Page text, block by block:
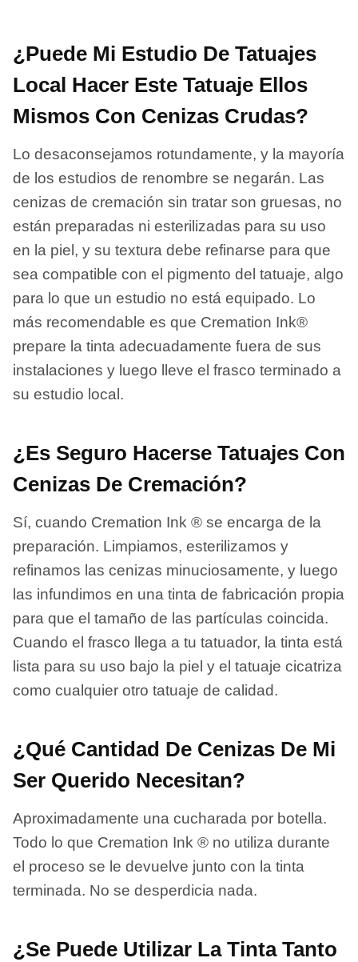
¿Puede Mi Estudio De Tatuajes
Local Hacer Este Tatuaje Ellos
Mismos Con Cenizas Crudas?
Lo desaconsejamos rotundamente, y la mayoría
de los estudios de renombre se negarán. Las
cenizas de cremación sin tratar son gruesas, no
están preparadas ni esterilizadas para su uso
en la piel, y su textura debe refinarse para que
sea compatible con el pigmento del tatuaje, algo
para lo que un estudio no está equipado. Lo
más recomendable es que Cremation Ink®
prepare la tinta adecuadamente fuera de sus
instalaciones y luego lleve el frasco terminado a
su estudio local.
¿Es Seguro Hacerse Tatuajes Con
Cenizas De Cremación?
Sí, cuando Cremation Ink ® se encarga de la
preparación. Limpiamos, esterilizamos y
refinamos las cenizas minuciosamente, y luego
las infundimos en una tinta de fabricación propia
para que el tamaño de las partículas coincida.
Cuando el frasco llega a tu tatuador, la tinta está
lista para su uso bajo la piel y el tatuaje cicatriza
como cualquier otro tatuaje de calidad.
¿Qué Cantidad De Cenizas De Mi
Ser Querido Necesitan?
Aproximadamente una cucharada por botella.
Todo lo que Cremation Ink ® no utiliza durante
el proceso se le devuelve junto con la tinta
terminada. No se desperdicia nada.
¿Se Puede Utilizar La Tinta Tanto